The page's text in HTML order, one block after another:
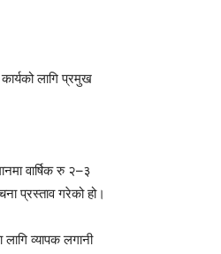
लागि प्रमुख
वार्षिक रु २–३
प्रस्ताव गरेको हो।
व्यापक लगानी